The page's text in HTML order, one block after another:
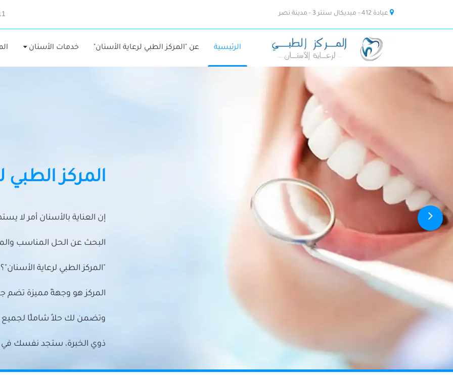
عيادة 412 - ميديكال سنتر 3 - مدينة نصر
الرئيسية عن "المركز الطبي لرعاية الأسنان" خدمات الأسنان
المركز الطبي
إن العناية بالأسنان أمر لا
البحث عن الحل المناسب
"المركز الطبي لرعاية الأسنان"؟
المركز هو وجهةً مميزة تضم
وتضمن لك حلاً شاملًا
ذوي الخبرة، ستجد نفسك في